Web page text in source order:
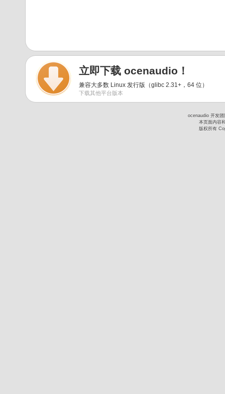
立即下载 ocenaudio！
兼容大多数 Linux 发行版（glibc 2.31+，64 位）
下载其他平台版本
ocenaudio 开发
本页面内容
版权所有